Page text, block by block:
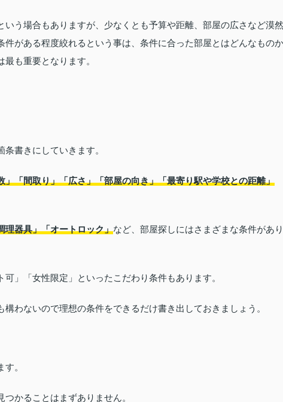
う場合もありますが、少なくとも予算や距離、部屋の広さなど漠然
がある程度絞れるという事は、条件に合った部屋とはどんなものか
も重要となります。
書きにしていきます。
」「間取り」「広さ」「部屋の向き」「最寄り駅や学校との距離」
理器具」「オートロック」など、部屋探しにはさまざまな条件があり
」「女性限定」といったこだわり条件もあります。
わないので理想の条件をできるだけ書き出しておきましょう。
。
かることはまずありません。